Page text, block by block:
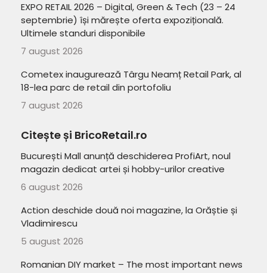
EXPO RETAIL 2026 – Digital, Green & Tech (23 – 24
septembrie) își mărește oferta expozițională.
Ultimele standuri disponibile
7 august 2026
Cometex inaugurează Târgu Neamț Retail Park, al
18-lea parc de retail din portofoliu
7 august 2026
Citește și BricoRetail.ro
București Mall anunță deschiderea ProfiArt, noul
magazin dedicat artei și hobby-urilor creative
6 august 2026
Action deschide două noi magazine, la Orăștie și
Vladimirescu
5 august 2026
Romanian DIY market – The most important news